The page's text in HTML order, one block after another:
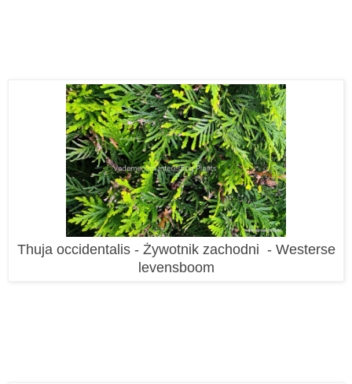
Thuja occidentalis - Żywotnik zachodni - Westerse
levensboom